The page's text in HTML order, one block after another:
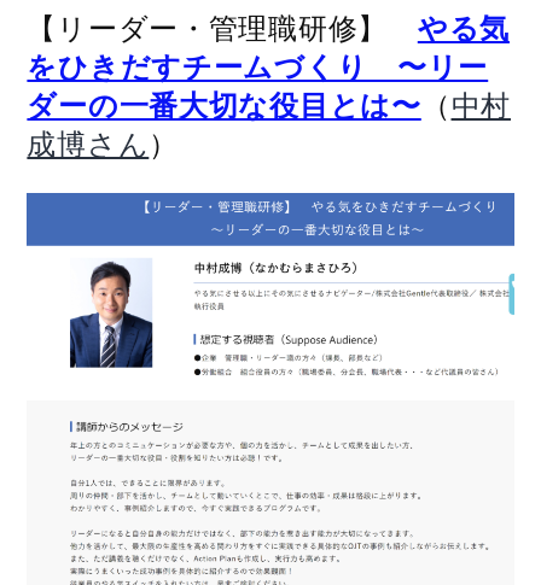
【リーダー・管理職研修】 やる気
をひきだすチームづくり 〜リー
ダーの一番大切な役目とは〜 （中村
成博さん ）